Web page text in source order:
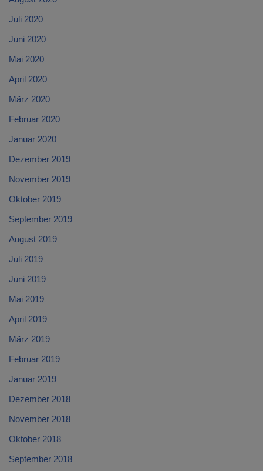
Juli 2020
Juni 2020
Mai 2020
April 2020
März 2020
Februar 2020
Januar 2020
Dezember 2019
November 2019
Oktober 2019
September 2019
August 2019
Juli 2019
Juni 2019
Mai 2019
April 2019
März 2019
Februar 2019
Januar 2019
Dezember 2018
November 2018
Oktober 2018
September 2018